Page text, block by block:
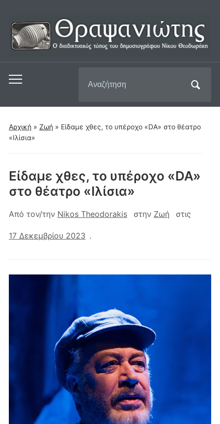
Εναλλαγή
μενού
για
κινητά
για:
Αρχική » Ζωή » Είδαμε χθες, το υπέροχο «DA» στο θέατρο
«Ιλίσια»
Είδαμε χθες, το υπέροχο «DA»
στο θέατρο «Ιλίσια»
Από τον/την Nikos Theodorakis στην Ζωή στις
17 Δεκεμβρίου 2023 .